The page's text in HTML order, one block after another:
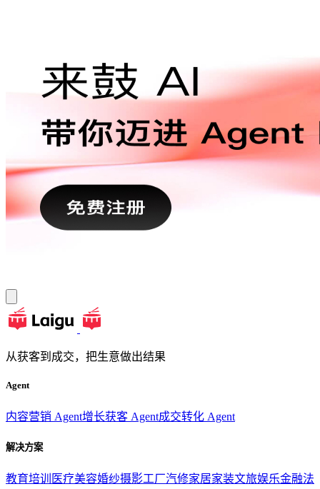
从获客到成交，把生意做出结果
Agent
内容营销 Agent增长获客 Agent成交转化 Agent
解决方案
教育培训 医疗美容婚纱摄影工厂汽修家居家装文旅娱乐金融法